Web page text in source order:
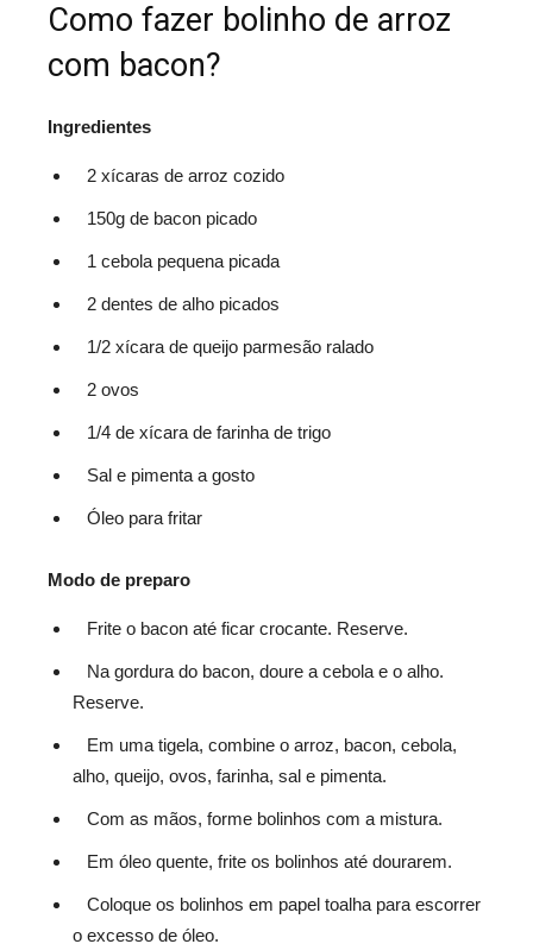
Como fazer bolinho de arroz
com bacon?
Ingredientes
2 xícaras de arroz cozido
150g de bacon picado
1 cebola pequena picada
2 dentes de alho picados
1/2 xícara de queijo parmesão ralado
2 ovos
1/4 de xícara de farinha de trigo
Sal e pimenta a gosto
Óleo para fritar
Modo de preparo
Frite o bacon até ficar crocante. Reserve.
Na gordura do bacon, doure a cebola e o alho.
Reserve.
Em uma tigela, combine o arroz, bacon, cebola,
alho, queijo, ovos, farinha, sal e pimenta.
Com as mãos, forme bolinhos com a mistura.
Em óleo quente, frite os bolinhos até dourarem.
Coloque os bolinhos em papel toalha para escorrer
o excesso de óleo.